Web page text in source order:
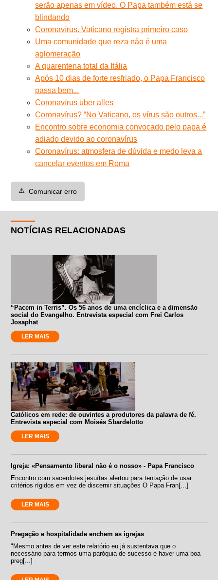
serão apenas em vídeo. O Papa também está se
blindando
Coronavírus. Vaticano registra primeiro caso
Uma comunidade que reza não é uma
aglomeração
A quarentena total da Itália
Após 10 dias de forte resfriado, o Papa Francisco
passa bem...
Coronavírus über alles
Coronavírus? “No Vaticano, os vírus são outros...”
Encontro sobre economia convocado pelo papa é
adiado devido ao coronavírus
Coronavírus: atmosfera de dúvida e medo leva a
cancelar eventos em Roma
⚠️ Comunicar erro
NOTÍCIAS RELACIONADAS
“Pacem in Terris”. Os 56 anos de uma encíclica e a dimensão
social do Evangelho. Entrevista especial com Frei Carlos
Josaphat
LER MAIS
Católicos em rede: de ouvintes a produtores da palavra de fé.
Entrevista especial com Moisés Sbardelotto
LER MAIS
Igreja: «Pensamento liberal não é o nosso» - Papa Francisco
Encontro com sacerdotes jesuítas alertou para tentação de usar
critérios rígidos em vez de discernir situações O Papa Fran[...]
LER MAIS
Pregação e hospitalidade enchem as igrejas
"Mesmo antes de ver este relatório eu já sustentava que o
necessário para termos uma paróquia de sucesso é haver uma boa
preg[...]